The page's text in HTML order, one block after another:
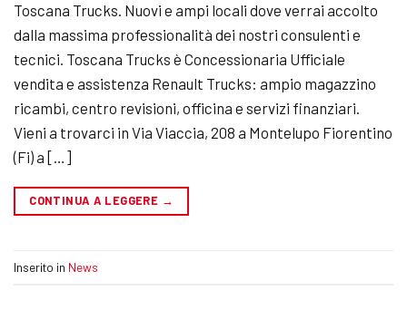
Toscana Trucks. Nuovi e ampi locali dove verrai accolto
dalla massima professionalità dei nostri consulenti e
tecnici. Toscana Trucks è Concessionaria Ufficiale
vendita e assistenza Renault Trucks: ampio magazzino
ricambi, centro revisioni, officina e servizi finanziari.
Vieni a trovarci in Via Viaccia, 208 a Montelupo Fiorentino
(Fi) a […]
CONTINUA A LEGGERE →
Inserito in News